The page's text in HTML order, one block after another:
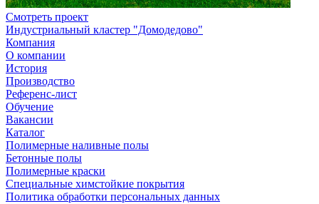
Смотреть проект
Индустриальный кластер "Домодедово"
Компания
О компании
История
Производство
Референс-лист
Обучение
Вакансии
Каталог
Полимерные наливные полы
Бетонные полы
Полимерные краски
Специальные химстойкие покрытия
Политика обработки персональных данных